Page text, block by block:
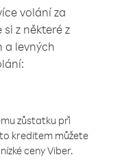
volání za
z některé z
a levných
zůstatku při
kreditem můžete
ceny Viber.